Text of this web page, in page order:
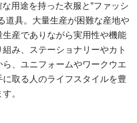
用途を持った衣服と”ファッシ
道具。大量生産が困難な産地や
産でありながら実用性や機能
み、ステーショナリーやカト
、ユニフォームやワークウエ
取る人のライフスタイルを豊
。